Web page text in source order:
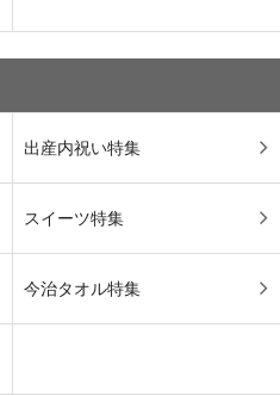
出産内祝い特集
スイーツ特集
今治タオル特集